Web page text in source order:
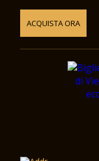
ACQUISTA ORA